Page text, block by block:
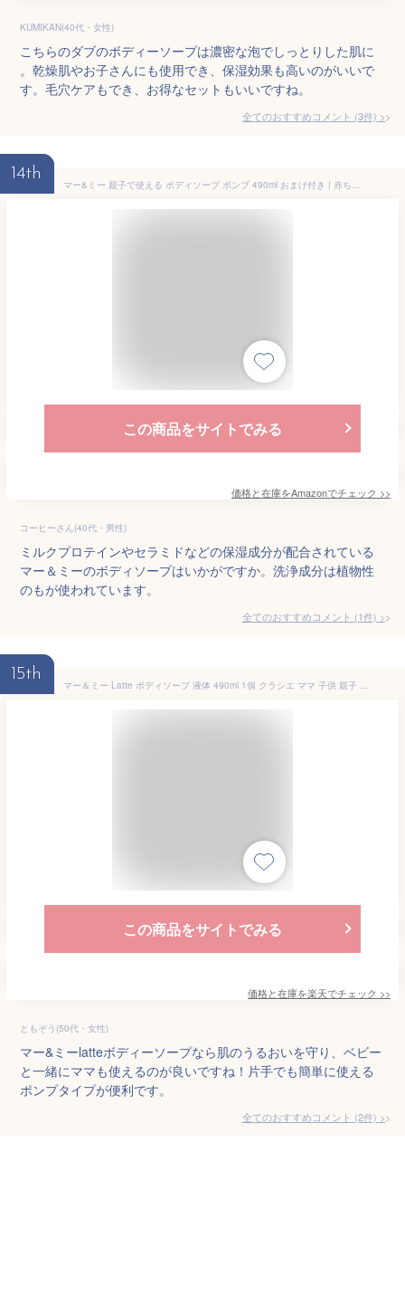
KUMIKAN(40代・女性)
こちらのダブのボディーソープは濃密な泡でしっとりした肌に
。乾燥肌やお子さんにも使用でき、保湿効果も高いのがいいで
す。毛穴ケアもでき、お得なセットもいいですね。
全てのおすすめコメント (3件) >
14th
マー&ミー 親子で使える ボディソープ ポンプ 490ml おまけ付き | 赤ちゃん ベビー キッズ 子供 全身 ベビーソープ 石鹸 乾燥肌 保湿 ラッテ
この商品をサイトでみる
価格と在庫をAmazonでチェック >>
コーヒーさん(40代・男性)
ミルクプロテインやセラミドなどの保湿成分が配合されている
マー＆ミーのボディソープはいかがですか。洗浄成分は植物性
のもが使われています。
全てのおすすめコメント (1件) >
15th
マー＆ミー Latte ボディソープ 液体 490ml 1個 クラシエ ママ 子供 親子 ベビー キッズ 全身 石鹸 乾燥肌 保湿 マーアンドミー ラッテ マーミー
この商品をサイトでみる
価格と在庫を楽天でチェック >>
ともぞう(50代・女性)
マー&ミーlatteボディーソープなら肌のうるおいを守り、ベビー
と一緒にママも使えるのが良いですね！片手でも簡単に使える
ポンプタイプが便利です。
全てのおすすめコメント (2件) >